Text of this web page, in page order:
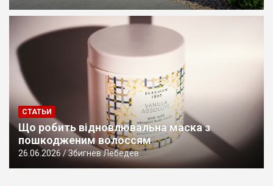
СТАТЬИ
Що робить відновлювальна маска з
пошкодженим волоссям
26.06.2026 Збигнев Лебедев